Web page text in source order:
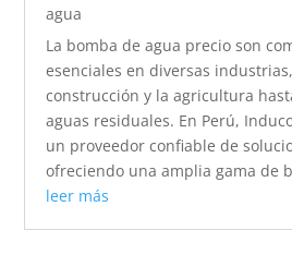
agua
La bomba de agua precio son
esenciales en diversas
construcción y la agricultura
aguas residuales. En Perú,
un proveedor confiable de
ofreciendo una amplia gama de
leer más